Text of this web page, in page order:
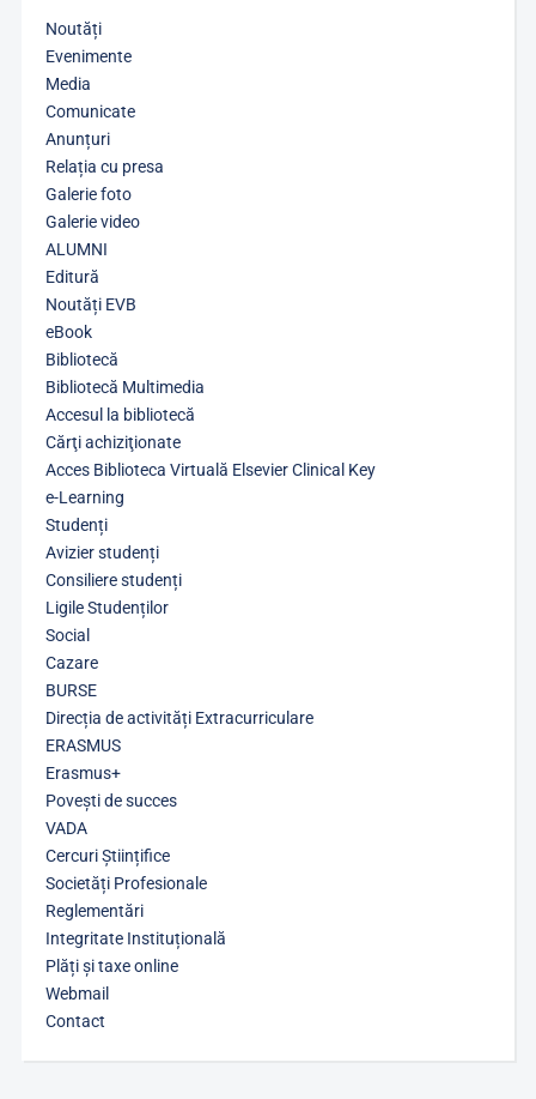
Noutăți
Evenimente
Media
Comunicate
Anunțuri
Relația cu presa
Galerie foto
Galerie video
ALUMNI
Editură
Noutăți EVB
eBook
Bibliotecă
Bibliotecă Multimedia
Accesul la bibliotecă
Cărţi achiziţionate
Acces Biblioteca Virtuală Elsevier Clinical Key
e-Learning
Studenți
Avizier studenți
Consiliere studenți
Ligile Studenților
Social
Cazare
BURSE
Direcția de activități Extracurriculare
ERASMUS
Erasmus+
Povești de succes
VADA
Cercuri Științifice
Societăți Profesionale
Reglementări
Integritate Instituțională
Plăți și taxe online
Webmail
Contact